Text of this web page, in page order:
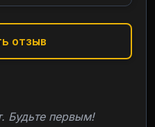
отзыв
Будьте первым!